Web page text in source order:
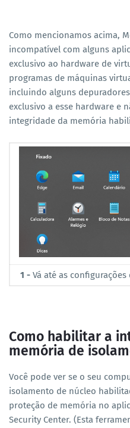
Como mencionamos acima,
incompatível com alguns
exclusivo ao hardware de
programas de máquinas
incluindo alguns
exclusivo a esse hardware e
integridade da memória
1 - Vá até as
Como habilitar a
memória de
Você pode ver se o seu
isolamento de núcleo
proteção de memória no
Security Center. (Esta